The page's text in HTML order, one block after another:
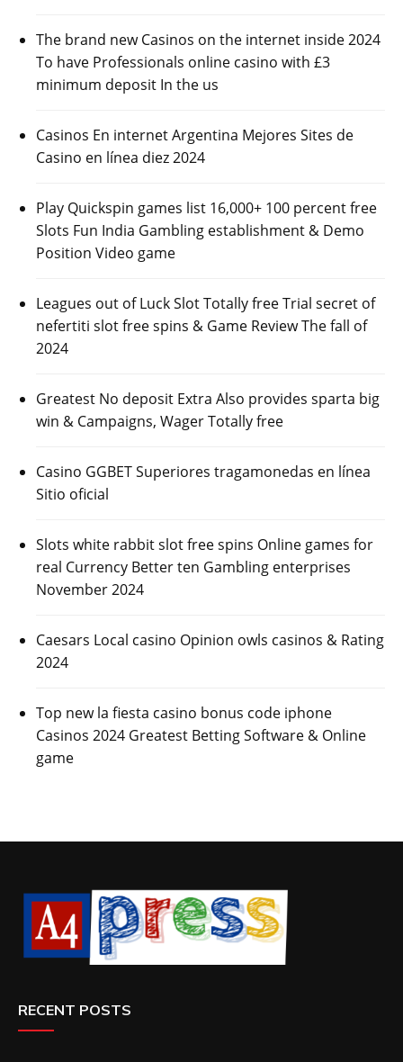
The brand new Casinos on the internet inside 2024
To have Professionals online casino with £3
minimum deposit In the us
Casinos En internet Argentina Mejores Sites de
Casino en línea diez 2024
Play Quickspin games list 16,000+ 100 percent free
Slots Fun India Gambling establishment & Demo
Position Video game
Leagues out of Luck Slot Totally free Trial secret of
nefertiti slot free spins & Game Review The fall of
2024
Greatest No deposit Extra Also provides sparta big
win & Campaigns, Wager Totally free
Casino GGBET Superiores tragamonedas en línea
Sitio oficial
Slots white rabbit slot free spins Online games for
real Currency Better ten Gambling enterprises
November 2024
Caesars Local casino Opinion owls casinos & Rating
2024
Top new la fiesta casino bonus code iphone
Casinos 2024 Greatest Betting Software & Online
game
RECENT POSTS